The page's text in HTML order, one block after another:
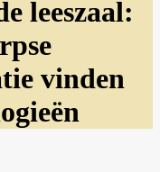
leeszaal:
vinden